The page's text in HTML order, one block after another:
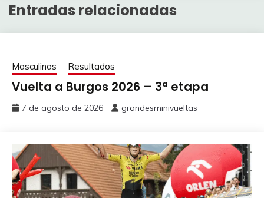
Entradas relacionadas
Masculinas Resultados
Vuelta a Burgos 2026 – 3ª etapa
7 de agosto de 2026 grandesminivueltas